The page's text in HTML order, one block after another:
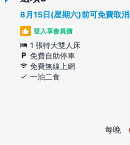
8月15日(星期六)前可免費取消
登入享會員價
1 張特大雙人床
免費自助停車
免費無線上網
一泊二食
每晚